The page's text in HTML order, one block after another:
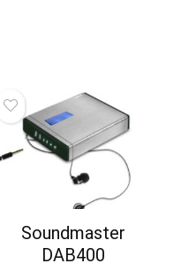
Soundmaster
DAB400